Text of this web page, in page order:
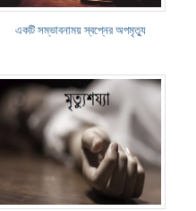
একটি সম্ভাবনাময় স্বপ্নের অপমৃত্যু